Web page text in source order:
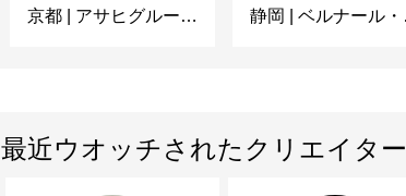
京都
アサヒグループ大山崎山荘美術館
静岡
ベルナール・ビュフェ美術館
最近ウオッチされたクリエイター